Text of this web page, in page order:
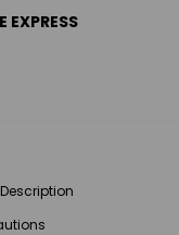
EXPRESS
Description